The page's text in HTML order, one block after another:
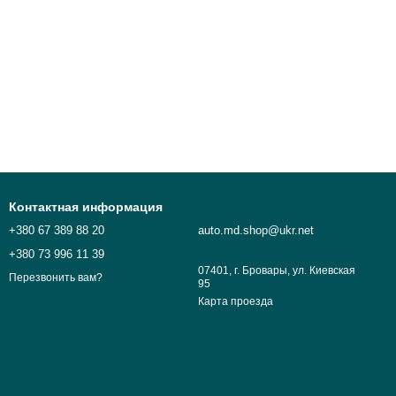
Контактная информация
+380 67 389 88 20
+380 73 996 11 39
Перезвонить вам?
auto.md.shop@ukr.net
07401, г. Бровары, ул. Киевская
95
Карта проезда